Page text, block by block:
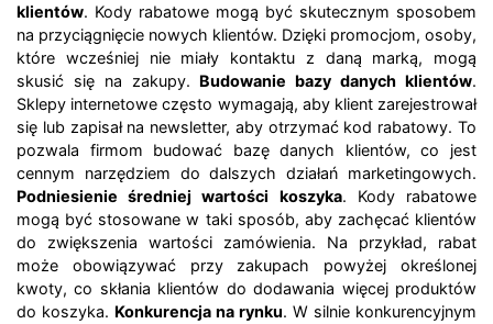
klientów. Kody rabatowe mogą być skutecznym sposobem
na przyciągnięcie nowych klientów. Dzięki promocjom, osoby,
które wcześniej nie miały kontaktu z daną marką, mogą
skusić się na zakupy. Budowanie bazy danych klientów.
Sklepy internetowe często wymagają, aby klient zarejestrował
się lub zapisał na newsletter, aby otrzymać kod rabatowy. To
pozwala firmom budować bazę danych klientów, co jest
cennym narzędziem do dalszych działań marketingowych.
Podniesienie średniej wartości koszyka. Kody rabatowe
mogą być stosowane w taki sposób, aby zachęcać klientów
do zwiększenia wartości zamówienia. Na przykład, rabat
może obowiązywać przy zakupach powyżej określonej
kwoty, co skłania klientów do dodawania więcej produktów
do koszyka. Konkurencja na rynku. W silnie konkurencyjnym